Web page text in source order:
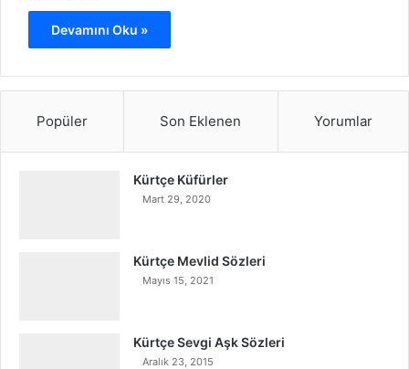
Devamını Oku »
Popüler Son Eklenen Yorumlar
Kürtçe Küfürler
Mart 29, 2020
Kürtçe Mevlid Sözleri
Mayıs 15, 2021
Kürtçe Sevgi Aşk Sözleri
Aralık 23, 2015